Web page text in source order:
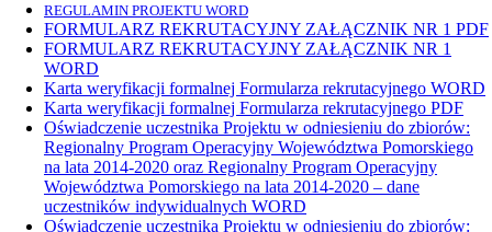
REGULAMIN PROJEKTU WORD
FORMULARZ REKRUTACYJNY ZAŁĄCZNIK NR 1 PDF
FORMULARZ REKRUTACYJNY ZAŁĄCZNIK NR 1
WORD
Karta weryfikacji formalnej Formularza rekrutacyjnego WORD
Karta weryfikacji formalnej Formularza rekrutacyjnego PDF
Oświadczenie uczestnika Projektu w odniesieniu do zbiorów:
Regionalny Program Operacyjny Województwa Pomorskiego
na lata 2014-2020 oraz Regionalny Program Operacyjny
Województwa Pomorskiego na lata 2014-2020 – dane
uczestników indywidualnych WORD
Oświadczenie uczestnika Projektu w odniesieniu do zbiorów: